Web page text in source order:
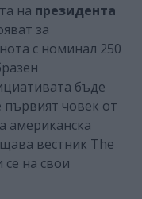
на президента
за
с номинал 250
бъде
човек от
американска
вестник The
на свои